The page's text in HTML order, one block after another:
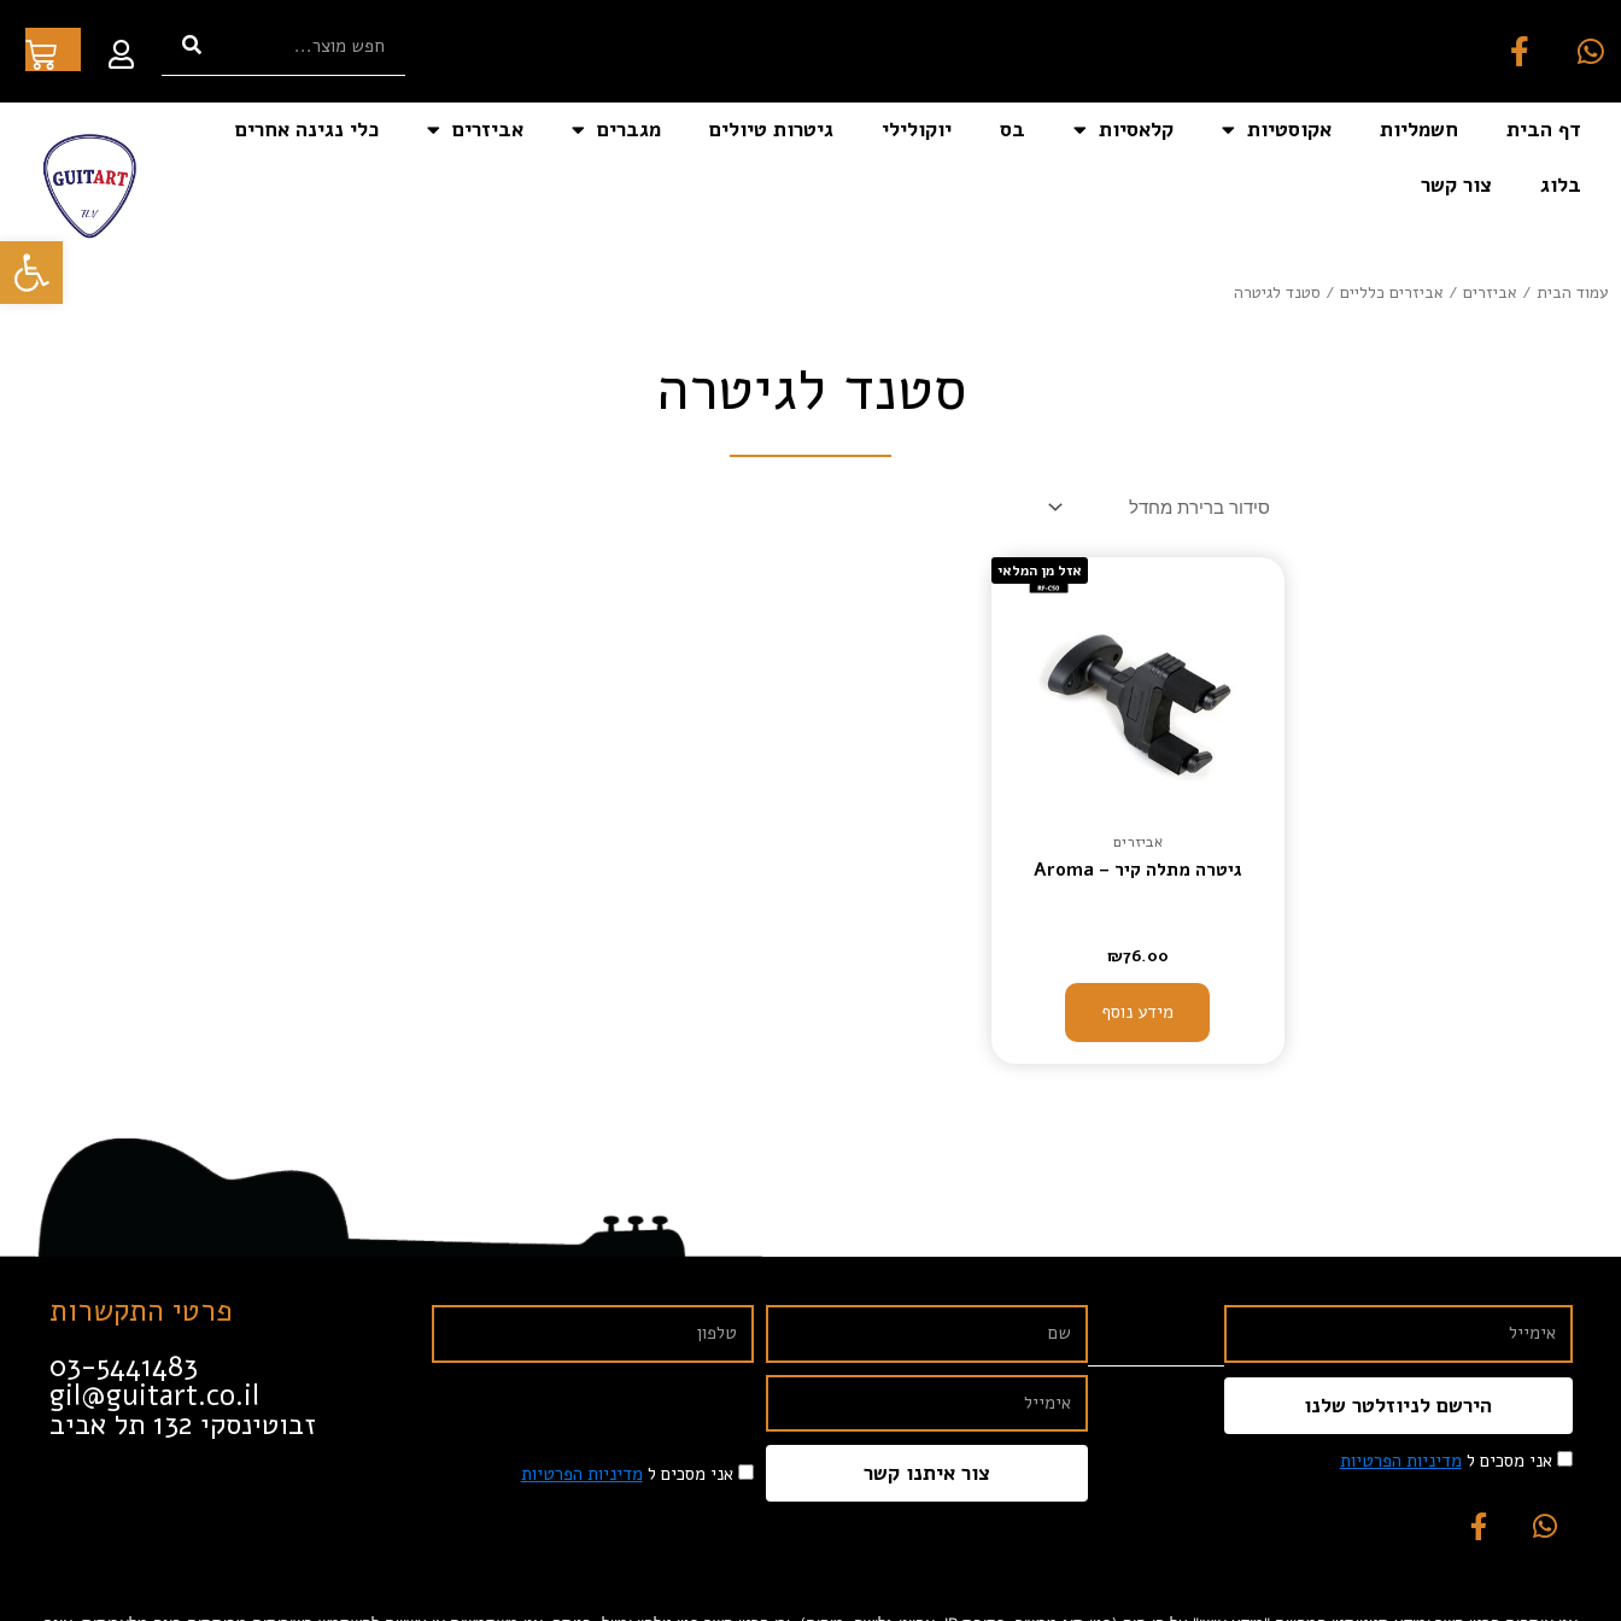
פתח
דף הבית חשמליות אקוסטיות קלאסיות בס יוקולילי גיטרות טיולים מגברים אביזרים
כלי נגינה אחרים
בלוג
צור קשר
עמוד הבית / אביזרים / אביזרים כלליים / סטנד לגיטרה
סטנד לגיטרה
אזל מן המלאי
אביזרים
גיטרה מתלה קיר – Aroma
₪76.00
מידע נוסף
אני מסכים ל מדיניות הפרטיות
הירשם לניוזלטר שלנו
אני מסכים ל מדיניות הפרטיות צור איתנו קשר
פרטי התקשרות
03-5441483
gil@guitart.co.il
זבוטינסקי 132 תל אביב